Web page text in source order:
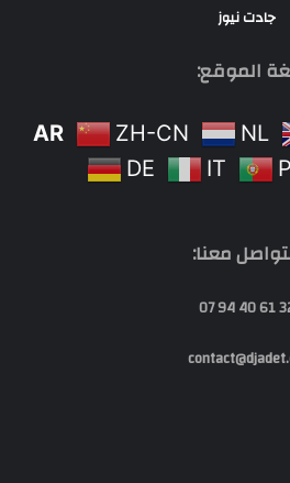
جادت نيوز
الموقع:
AR ZH-CN NL
DE
IT
معنا:
32 61